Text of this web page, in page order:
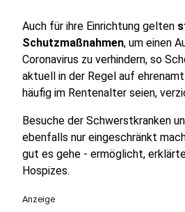
Auch für ihre Einrichtung gelten
Schutzmaßnahmen, um einen
Coronavirus zu verhindern, so
aktuell in der Regel auf
häufig im Rentenalter seien,
Besuche der Schwerstkranken
ebenfalls nur eingeschränkt
gut es gehe - ermöglicht,
Hospizes.
Anzeige